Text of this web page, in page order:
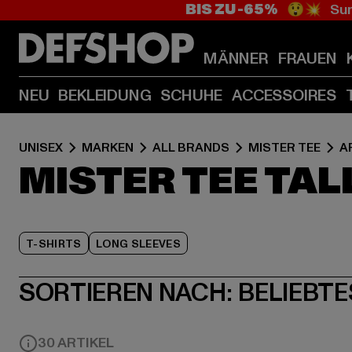
BIS ZU -65% 😲💥
MÄNNER FRAUEN
NEU BEKLEIDUNG SCHUHE ACCESSOIRES
UNISEX MARKEN ALL BRANDS MISTER TEE
MISTER TEE
T-SHIRTS LONG SLEEVES
SORTIEREN NACH:
30 ARTIKEL